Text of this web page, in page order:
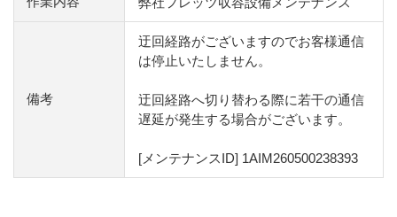
備考
迂回経路がございますのでお客様通信
は停止いたしません。
迂回経路へ切り替わる際に若干の通信
遅延が発生する場合がございます。
[メンテナンスID] 1AIM260500238393